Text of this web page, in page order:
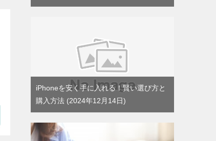
iPhoneを安く手に入れる！賢い選び方と
購入方法
2024年12月14日